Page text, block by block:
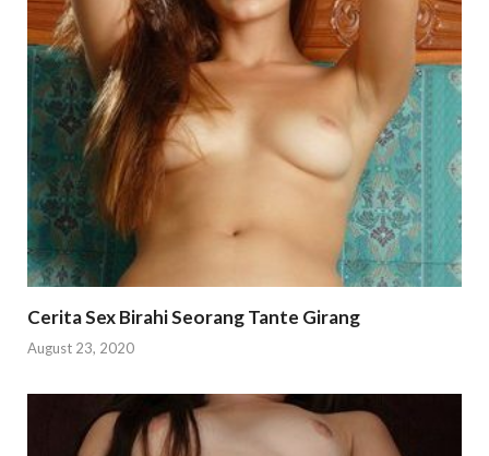
Cerita Sex Birahi Seorang Tante Girang
August 23, 2020